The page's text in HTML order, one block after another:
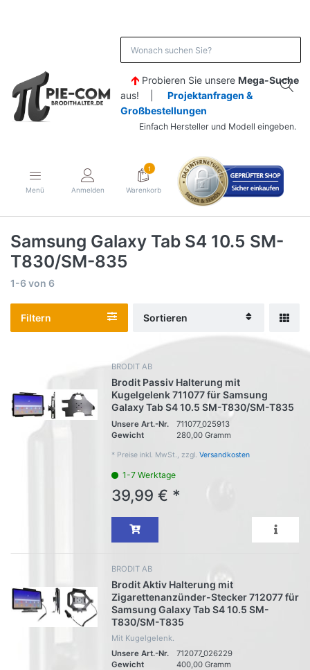
Probieren Sie unsere Mega-Suche
aus! | Projektanfragen &
Großbestellungen
Einfach Hersteller und Modell eingeben.
Menü Anmelden
1
Warenkorb
Samsung Galaxy Tab S4 10.5 SM-
T830/SM-835
1-6von 6
Filtern Sortieren
BRODIT AB
Brodit Passiv Halterung mit
Kugelgelenk 711077 für Samsung
Galaxy Tab S4 10.5 SM-T830/SM-T835
Unsere Art.-Nr.
711077_025913
Gewicht
280,00 Gramm
* Preise inkl. MwSt., zzgl. Versandkosten
1-7 Werktage
39,99 € *
BRODIT AB
Brodit Aktiv Halterung mit
Zigarettenanzünder-Stecker 712077 für
Samsung Galaxy Tab S4 10.5 SM-
T830/SM-T835
Mit Kugelgelenk.
Unsere Art.-Nr.
712077_026229
Gewicht
400,00 Gramm